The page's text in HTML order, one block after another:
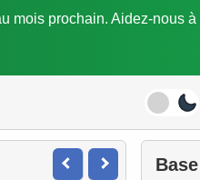
prochain. Aidez-nous à